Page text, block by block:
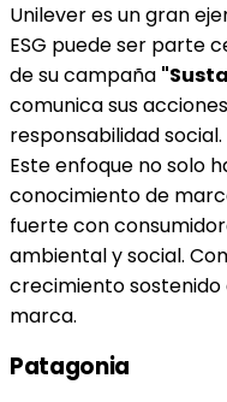
Unilever es un gran
ESG puede ser parte
de su campaña
comunica sus
responsabilidad social.
Este enfoque no solo
conocimiento de
fuerte con
ambiental y social.
crecimiento
marca.
Patagonia